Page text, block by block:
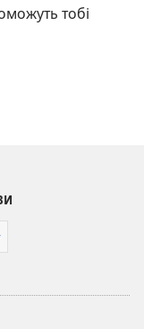
тобі